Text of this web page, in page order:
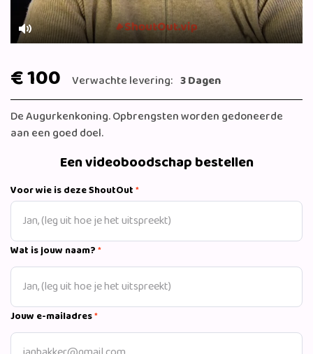
Mute
€ 100 Verwachte levering: 3 Dagen
De Augurkenkoning. Opbrengsten worden gedoneerde
aan een goed doel.
Een videoboodschap bestellen
Voor wie is deze ShoutOut*
Wat is jouw naam?*
Jouw e-mailadres*